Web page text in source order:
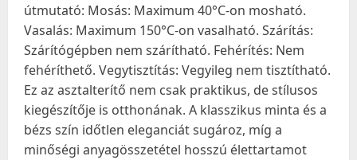
útmutató: Mosás: Maximum 40°C-on mosható.
Vasalás: Maximum 150°C-on vasalható. Szárítás:
Szárítógépben nem szárítható. Fehérítés: Nem
fehéríthető. Vegytisztítás: Vegyileg nem tisztítható.
Ez az asztalterítő nem csak praktikus, de stílusos
kiegészítője is otthonának. A klasszikus minta és a
bézs szín időtlen eleganciát sugároz, míg a
minőségi anyagösszetétel hosszú élettartamot